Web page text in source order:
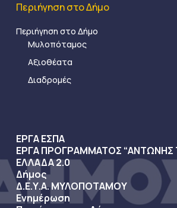
Περιήγηση στο Δήμο
Περιήγηση στο Δήμο
Μυλοπόταμος
Αξιοθέατα
Διαδρομές
ΕΡΓΑ ΕΣΠΑ
ΕΡΓΑ ΠΡΟΓΡΑΜΜΑΤΟΣ “ΑΝΤΩΝΗΣ
ΕΛΛΑΔΑ 2.0
Δήμος
Δ.Ε.Υ.Α. ΜΥΛΟΠΟΤΑΜΟΥ
Ενημέρωση